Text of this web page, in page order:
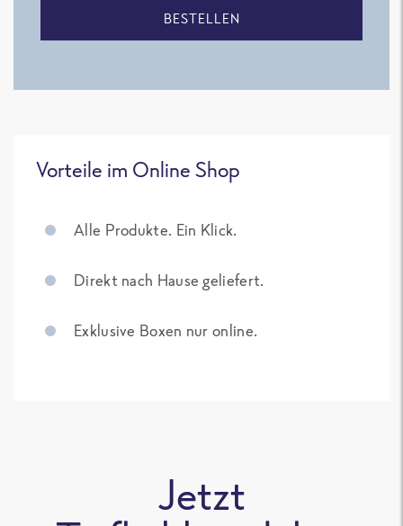
BESTELLEN
Vorteile im Online Shop
Alle Produkte. Ein Klick.
Direkt nach Hause geliefert.
Exklusive Boxen nur online.
Jetzt